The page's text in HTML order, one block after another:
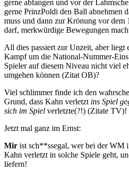
gerne abfangen und vor der
gerne PrinzPoldi den Ball abnehmen
muss und dann zur Krönung vor dem
darf, merkwürdige Bewegungen
All dies passiert zur Unzeit, aber
Kampf um die National-Nummer-
Spieler auf diesem Niveau nicht viel
umgehen können (Zitat OB)?
Viel schlimmer finde ich den
Grund, dass Kahn verletzt ins Spiel
sich im Spiel verletzte(?!) (Zitate TV)!
Jetzt mal ganz im Ernst:
Mir ist sch**ssegal, wer bei der WM
Kahn verletzt in solche Spiele geht,
liefern!